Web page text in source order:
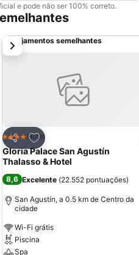
e pode não ser 100% correto.
Alojamentos semelhantes
Partilhar
Adicionar aos favoritos
4 EstrelasHotel
Gloria Palace San Agustín
Thalasso & Hotel
8,6 Excelente (22.552 pontuações)
San Agustín, a 0.5 km de Centro da
cidade
Wi-Fi grátis
Piscina
Spa
próximo